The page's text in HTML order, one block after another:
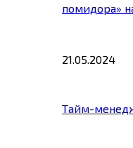
помидора»
21.05.2024
Тайм-